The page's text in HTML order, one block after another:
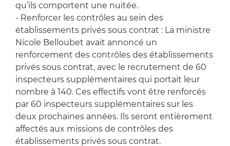
qu’ils comportent une nuitée.
- Renforcer les contrôles au sein des
établissements privés sous contrat : La ministre
Nicole Belloubet avait annoncé un
renforcement des contrôles des établissements
privés sous contrat, avec le recrutement de 60
inspecteurs supplémentaires qui portait leur
nombre à 140. Ces effectifs vont être renforcés
par 60 inspecteurs supplémentaires sur les
deux prochaines années. Ils seront entièrement
affectés aux missions de contrôles des
établissements privés sous contrat.